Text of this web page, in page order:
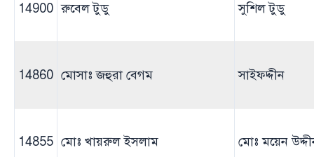
14900 রুবেল টুডু সুশিল টুডু
14860 মোসাঃ জহুরা বেগম সাইফদ্দীন
14855 মোঃ খায়রুল ইসলাম মোঃ ময়েন